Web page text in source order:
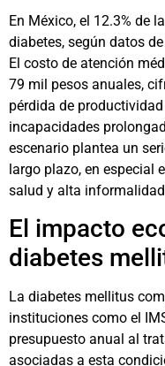
En México, el 12.3% de
diabetes, según datos
El costo de atención
79 mil pesos anuales,
pérdida de
incapacidades
escenario plantea un
largo plazo, en especial
salud y alta
El impacto
diabetes
La diabetes mellitus
instituciones como el
presupuesto anual al
asociadas a esta